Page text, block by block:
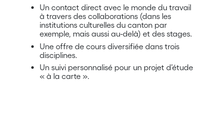
Un contact direct avec le monde du travail
à travers des collaborations (dans les
institutions culturelles du canton par
exemple, mais aussi au-delà) et des stages.
Une offre de cours diversifiée dans trois
disciplines.
Un suivi personnalisé pour un projet d’étude
« à la carte ».